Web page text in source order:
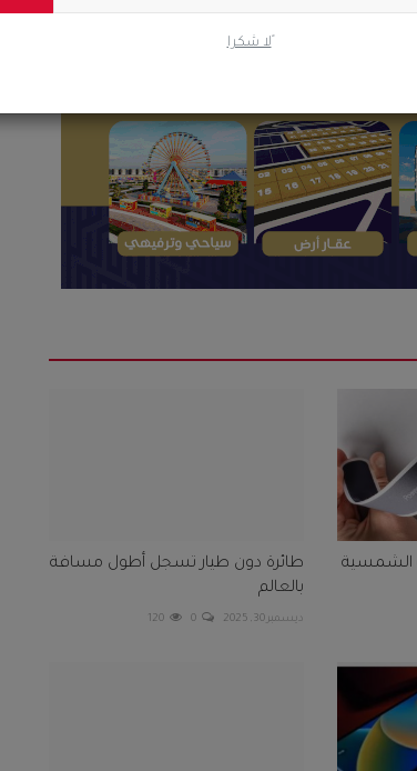
ًلا شكرا
الشمسية
طائرة دون طيار تسجل أطول مسافة
بالعالم
ديسمبر 30, 2025 0
120